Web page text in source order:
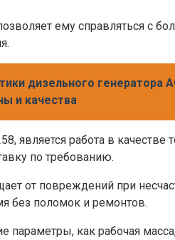
ему справляться с
дизельного генератора
и качества
является работа в
по требованию.
от повреждений при
без поломок и ремонтов.
параметры, как рабочая